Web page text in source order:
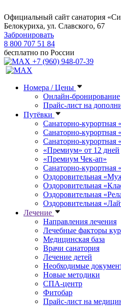
Официальный сайт санатория
Белокуриха, ул. Славского, 67
Забронировать
8 800 707 51 84
бесплатно по России
+7 (960) 948-07-39
Номера / Цены
Онлайн-бронирование
Прайс-лист на
Путёвки
Санаторно-курортная
Санаторно-курортная
Санаторно-курортная
«Премиум» от 12 дней
«Премиум Чек-ап»
Санаторно-курортная
Оздоровительная
Оздоровительная
Оздоровительная
Оздоровительная
Лечение
Направления лечения
Лечебные факторы
Медицинская база
Врачи санатория
Лечение детей
Необходимые
Новые методики
СПА-центр
Фитобар
Прайс-лист на